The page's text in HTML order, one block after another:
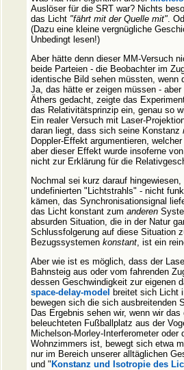
Auslöser für die SRT war? Nichts
das Licht "fährt mit der Quelle mit".
(Dazu eine kleine vergnügliche
Unbedingt lesen!)
Aber hätte denn dieser MM-Versuch
beide Parteien - die Beobachter im
identische Bild sehen müssten, wenn
Ja, das hätte er zeigen müssen -
Äthers gedacht, zeigte das
das Relativitätsprinzip ein, genau so
Ein realer Versuch mit Laser-
daran liegt, dass sich seine Konstanz
Doppler-Effekt argumentieren,
aber dieser Effekt wurde insoferne
nicht zur Erklärung für die
Nochmal sei kurz darauf
undefinierten "Lichtstrahls" - nicht
kämen, das Synchronisationsignal
das Licht konstant zum anderen
absurden Situation, die in der Natur
Schlussfolgerung auf diese Situation
Bezugssystemen konstant, ist ein
Aber wie ist es möglich, dass der
Bahnsteig aus oder vom fahrenden
dessen Geschwindigkeit zur eigenen
space-delay-model
breitet sich Licht
bewegen sich die sich ausbreitenden
Das Ergebnis sehen wir, wenn wir
beleuchteten Fußballplatz aus der
Michelson-Morley-Interferometer
Wohnzimmers ist, bewegt sich etwa
nur im Bereich unserer alltäglichen
und " Konstanz und Isotropie des